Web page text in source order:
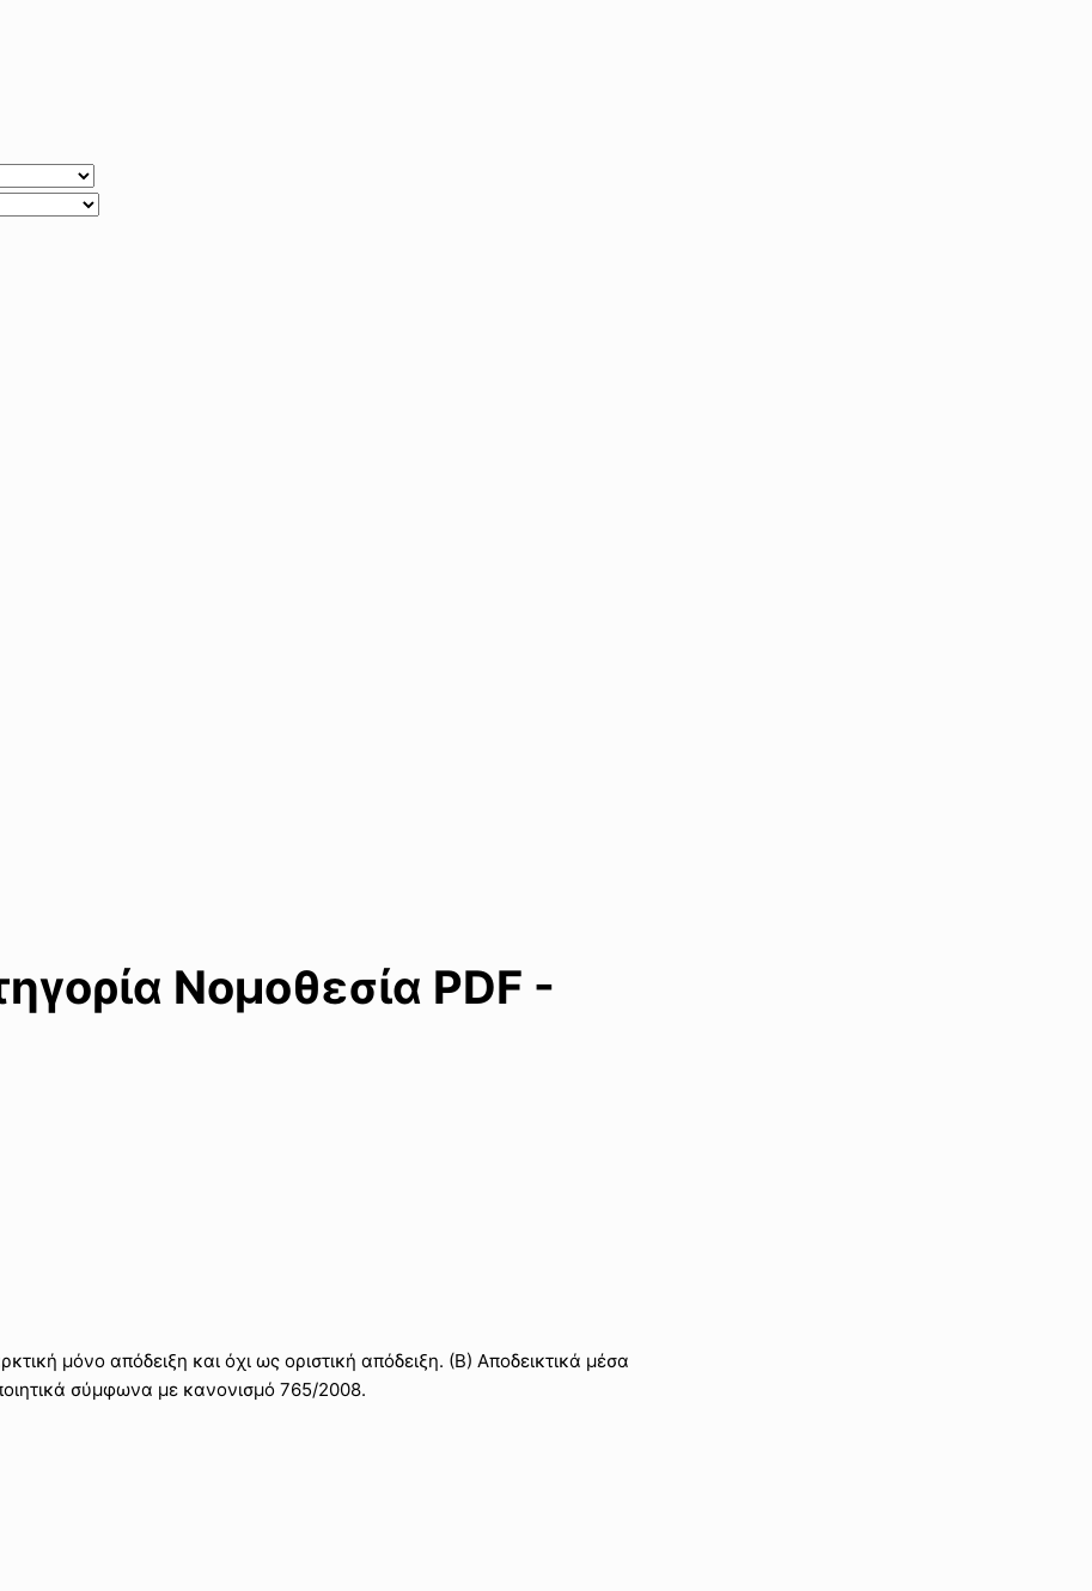
Νομοθεσία PDF -
μόνο απόδειξη και όχι ως οριστική απόδειξη. (Β) Aποδεικτικά μέσα
σύμφωνα με κανονισμό 765/2008.